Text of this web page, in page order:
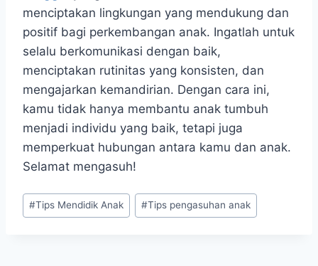
menciptakan lingkungan yang mendukung dan
positif bagi perkembangan anak. Ingatlah untuk
selalu berkomunikasi dengan baik,
menciptakan rutinitas yang konsisten, dan
mengajarkan kemandirian. Dengan cara ini,
kamu tidak hanya membantu anak tumbuh
menjadi individu yang baik, tetapi juga
memperkuat hubungan antara kamu dan anak.
Selamat mengasuh!
Post
Tags:
#Tips Mendidik Anak #Tips pengasuhan anak